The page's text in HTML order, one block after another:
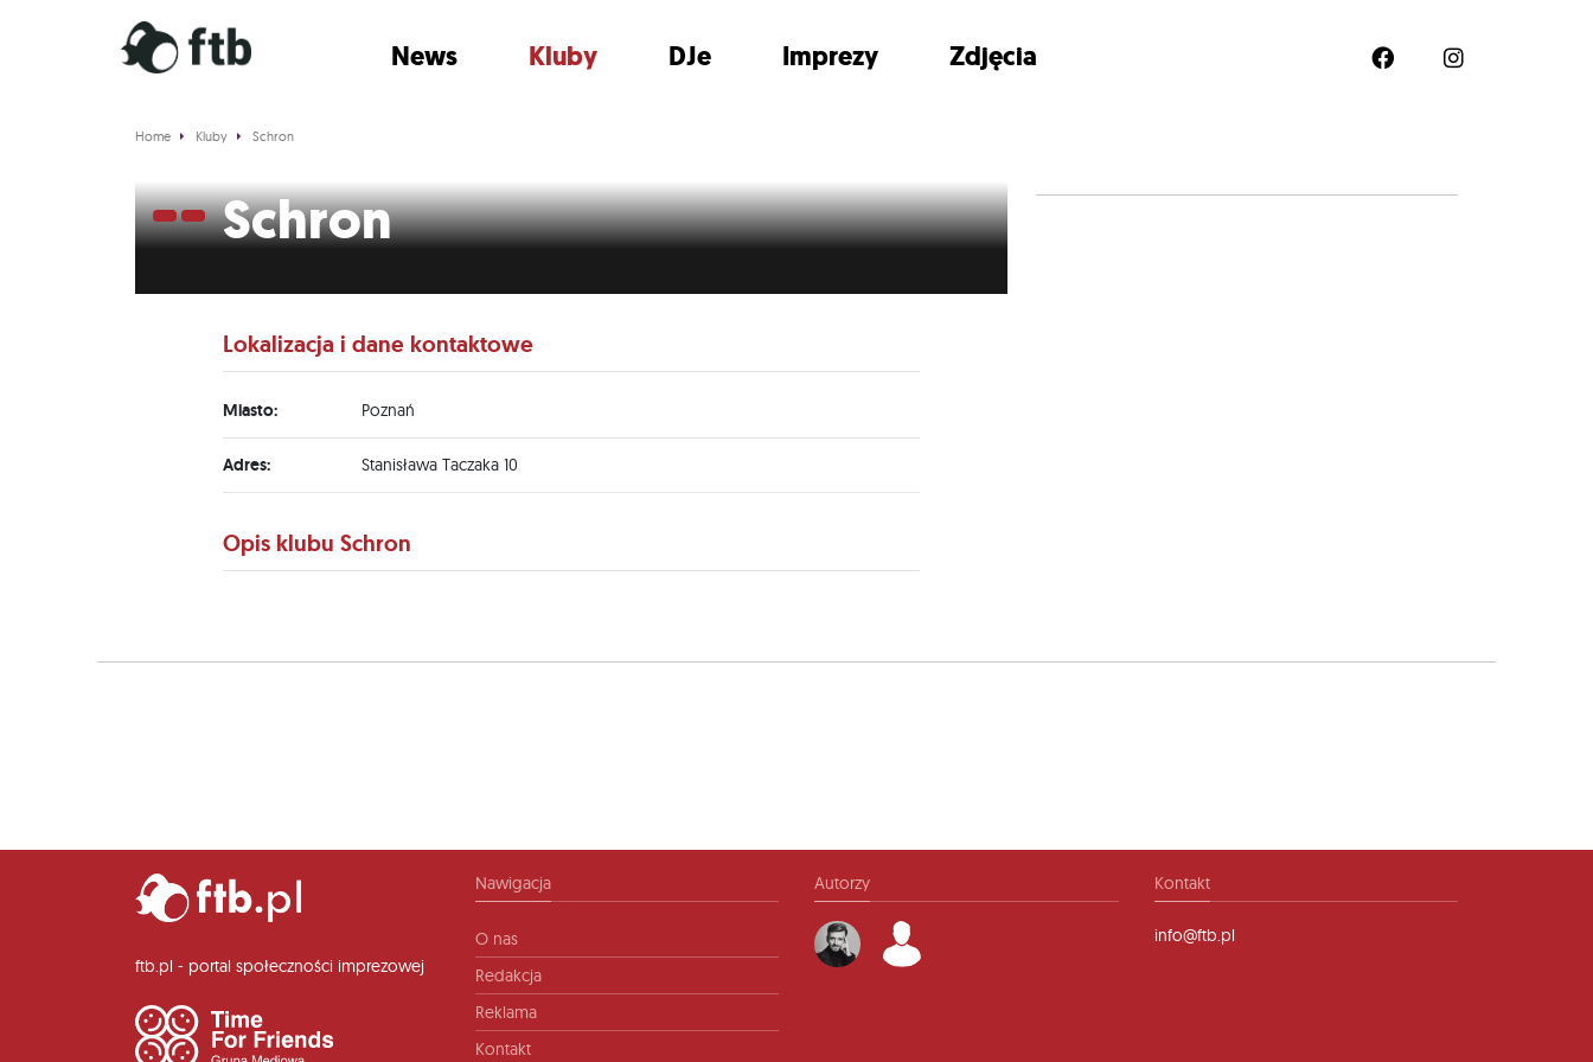
News Kluby DJe Imprezy Zdjęcia
Home Kluby Schron
Schron
Lokalizacja i dane kontaktowe
Miasto: Poznań
Adres: Stanisława Taczaka 10
Opis klubu Schron
ftb.pl - portal społeczności imprezowej
Nawigacja
O nas
Redakcja
Reklama
Kontakt
Autorzy Kontakt
info@ftb.pl